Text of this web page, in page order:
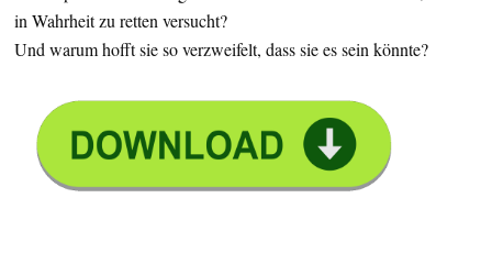
in Wahrheit zu retten versucht?
Und warum hofft sie so verzweifelt, dass sie es sein könnte?